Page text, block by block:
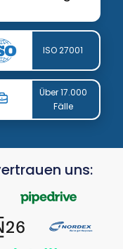
ISO 27001
Über 17.000
Fälle
uns: